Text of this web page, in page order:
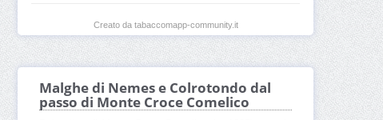
Creato da tabaccomapp-community.it
Malghe di Nemes e Colrotondo dal
passo di Monte Croce Comelico